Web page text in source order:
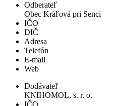
Odberateľ
Obec Kráľová pri Senci
IČO
DIČ
Adresa
Telefón
E-mail
Web
Dodávateľ
KNIHOMOL, s. r. o.